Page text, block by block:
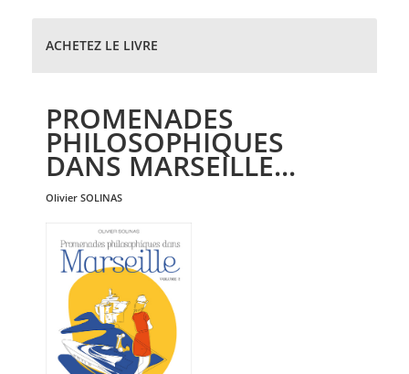
ACHETEZ LE LIVRE
PROMENADES
PHILOSOPHIQUES
DANS MARSEILLE...
olivier SOLINAS